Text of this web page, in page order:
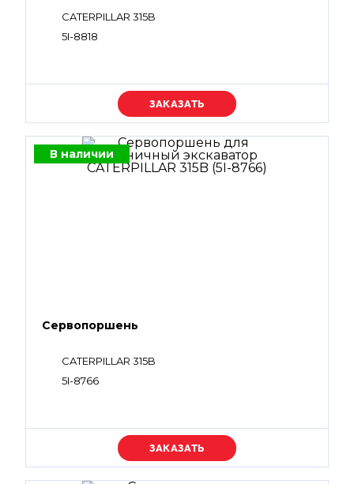
CATERPILLAR 315B
5I-8818
Уточняйте цену
В наличии
Сервопоршень
CATERPILLAR 315B
5I-8766
Уточняйте цену